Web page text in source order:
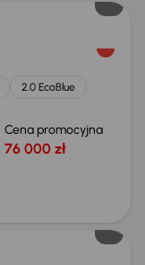
2.0 EcoBlue
Cena promocyjna
76 000 zł